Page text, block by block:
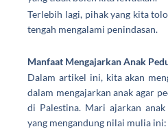
Terlebih lagi, pihak yang kita
tengah mengalami penindasan.
Manfaat Mengajarkan Anak
Dalam artikel ini, kita akan
dalam mengajarkan anak agar
di Palestina. Mari ajarkan
yang mengandung nilai mulia ini: